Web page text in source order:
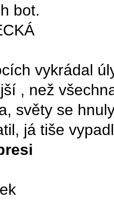
bot.
vykrádal
, než
světy se
já tiše